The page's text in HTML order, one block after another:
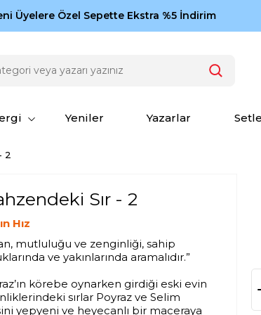
eserler Ketebe'de: Cengiz Aytmatov
Üyelere Özel Sepette Ekstra %5 İndirim
Yeniler Yazarlar
2
Sır - 2
Hız
mutluluğu ve zenginliği, sahip
ve yakınlarında aramalıdır.”
körebe oynarken girdiği eski evin
sırlar Poyraz ve Selim
yepyeni ve heyecanlı bir maceraya